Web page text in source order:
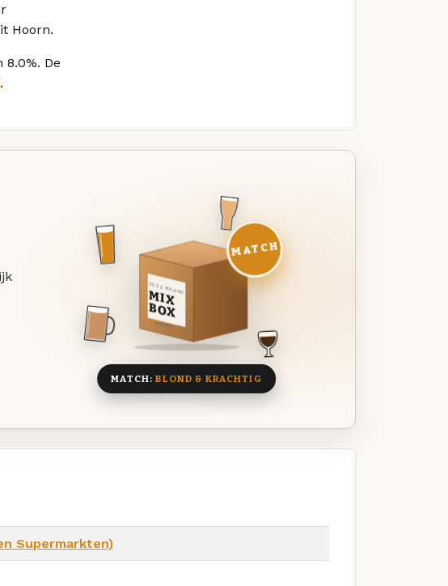
Hoorn.
De
.
DEZE MAAND
MIX
BOX
8 BIEREN
MATCH
MATCH:BLOND & KRACHTIG
Supermarkten)